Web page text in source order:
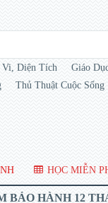
Vi, Diện Tích Giáo
Thủ Thuật Cuộc Sống
HỌC MIỄN
BẢO HÀNH 12